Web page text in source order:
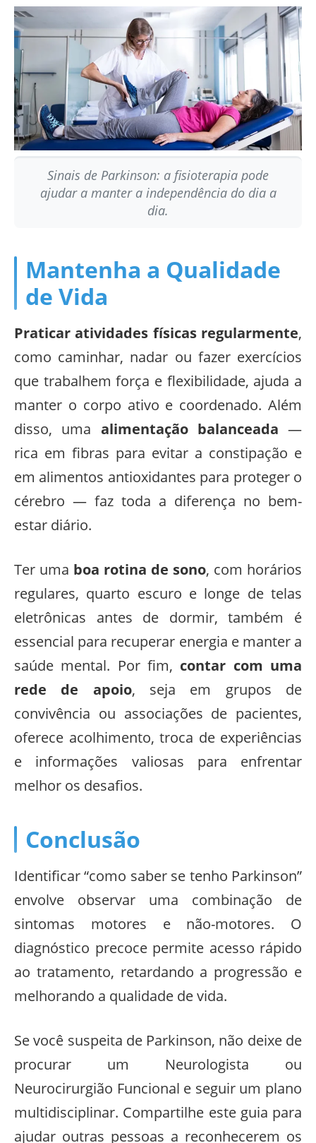
Sinais de Parkinson: a fisioterapia pode
ajudar a manter a independência do dia a
dia.
Mantenha a Qualidade
de Vida
Praticar atividades físicas regularmente,
como caminhar, nadar ou fazer exercícios
que trabalhem força e flexibilidade, ajuda a
manter o corpo ativo e coordenado. Além
disso, uma alimentação balanceada —
rica em fibras para evitar a constipação e
em alimentos antioxidantes para proteger o
cérebro — faz toda a diferença no bem-
estar diário.
Ter uma boa rotina de sono, com horários
regulares, quarto escuro e longe de telas
eletrônicas antes de dormir, também é
essencial para recuperar energia e manter a
saúde mental. Por fim, contar com uma
rede de apoio, seja em grupos de
convivência ou associações de pacientes,
oferece acolhimento, troca de experiências
e informações valiosas para enfrentar
melhor os desafios.
Conclusão
Identificar “como saber se tenho Parkinson”
envolve observar uma combinação de
sintomas motores e não-motores. O
diagnóstico precoce permite acesso rápido
ao tratamento, retardando a progressão e
melhorando a qualidade de vida.
Se você suspeita de Parkinson, não deixe de
procurar um Neurologista ou
Neurocirurgião Funcional e seguir um plano
multidisciplinar. Compartilhe este guia para
ajudar outras pessoas a reconhecerem os